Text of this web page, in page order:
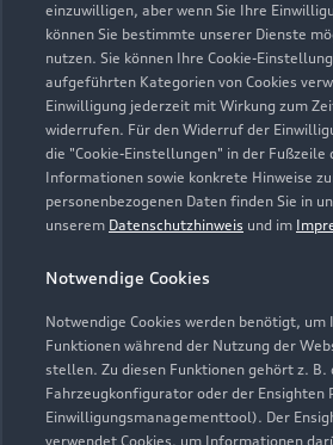
einzuwilligen, aber wenn Sie Ihre
können Sie bestimmte unserer Dienste
nutzen. Sie können Ihre Cookie-
aufgeführten Kategorien von Cookies
Einwilligung jederzeit mit Wirkung zum
widerrufen. Für den Widerruf der
die "Cookie-Einstellungen" in der
Informationen sowie konkrete Hinweise
personenbezogenen Daten finden Sie in
unserem Datenschutzhinweis und im
Notwendige Cookies
Notwendige Cookies werden benötigt, um
Funktionen während der Nutzung der
stellen. Zu diesen Funktionen gehört z. B.
Fahrzeugkonfigurator oder der Ensighten
Einwilligungsmanagementtool). Der
verwendet Cookies, um Informationen
Zur Inspektion